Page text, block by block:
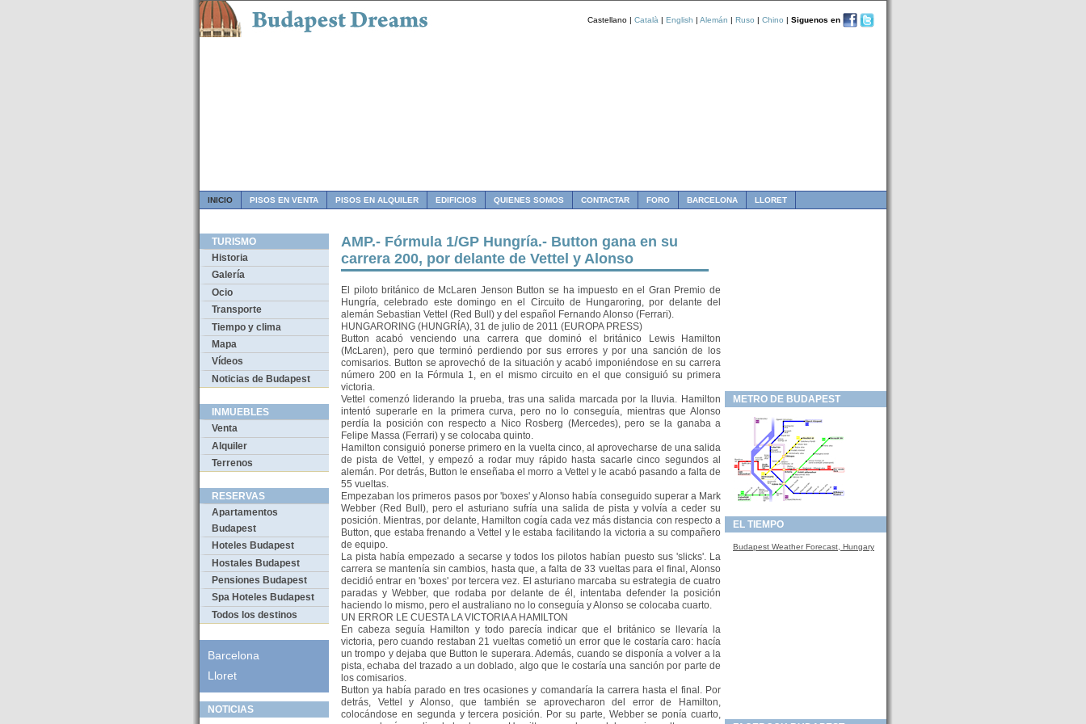
Castellano | Català | English | Alemán | Ruso | Chino | Siguenos en
INICIO PISOS EN VENTA PISOS EN ALQUILER EDIFICIOS QUIENES SOMOS CONTACTAR FORO BARCELONA LLORET
TURISMO
Historia
Galería
Ocio
Transporte
Tiempo y clima
Mapa
Vídeos
Noticias de Budapest
INMUEBLES
Venta
Alquiler
Terrenos
RESERVAS
Apartamentos
Budapest
Hoteles Budapest
Hostales Budapest
Pensiones Budapest
Spa Hoteles Budapest
Todos los destinos
Barcelona
Lloret
NOTICIAS
AMP.- Fórmula 1/GP Hungría.- Button gana en su
carrera 200, por delante de Vettel y Alonso
El piloto británico de McLaren Jenson Button se ha impuesto en el Gran Premio de
Hungría, celebrado este domingo en el Circuito de Hungaroring, por delante del
alemán Sebastian Vettel (Red Bull) y del español Fernando Alonso (Ferrari).
HUNGARORING (HUNGRÍA), 31 de julio de 2011 (EUROPA PRESS)
Button acabó venciendo una carrera que dominó el británico Lewis Hamilton
(McLaren), pero que terminó perdiendo por sus errores y por una sanción de los
comisarios. Button se aprovechó de la situación y acabó imponiéndose en su carrera
número 200 en la Fórmula 1, en el mismo circuito en el que consiguió su primera
victoria.
Vettel comenzó liderando la prueba, tras una salida marcada por la lluvia. Hamilton
intentó superarle en la primera curva, pero no lo conseguía, mientras que Alonso
perdía la posición con respecto a Nico Rosberg (Mercedes), pero se la ganaba a
Felipe Massa (Ferrari) y se colocaba quinto.
Hamilton consiguió ponerse primero en la vuelta cinco, al aprovecharse de una salida
de pista de Vettel, y empezó a rodar muy rápido hasta sacarle cinco segundos al
alemán. Por detrás, Button le enseñaba el morro a Vettel y le acabó pasando a falta de
55 vueltas.
Empezaban los primeros pasos por 'boxes' y Alonso había conseguido superar a Mark
Webber (Red Bull), pero el asturiano sufría una salida de pista y volvía a ceder su
posición. Mientras, por delante, Hamilton cogía cada vez más distancia con respecto a
Button, que estaba frenando a Vettel y le estaba facilitando la victoria a su compañero
de equipo.
La pista había empezado a secarse y todos los pilotos habían puesto sus 'slicks'. La
carrera se mantenía sin cambios, hasta que, a falta de 33 vueltas para el final, Alonso
decidió entrar en 'boxes' por tercera vez. El asturiano marcaba su estrategia de cuatro
paradas y Webber, que rodaba por delante de él, intentaba defender la posición
haciendo lo mismo, pero el australiano no lo conseguía y Alonso se colocaba cuarto.
UN ERROR LE CUESTA LA VICTORIA A HAMILTON
En cabeza seguía Hamilton y todo parecía indicar que el británico se llevaría la
victoria, pero cuando restaban 21 vueltas cometió un error que le costaría caro: hacía
un trompo y dejaba que Button le superara. Además, cuando se disponía a volver a la
pista, echaba del trazado a un doblado, algo que le costaría una sanción por parte de
los comisarios.
Button ya había parado en tres ocasiones y comandaría la carrera hasta el final. Por
detrás, Vettel y Alonso, que también se aprovecharon del error de Hamilton,
colocándose en segunda y tercera posición. Por su parte, Webber se ponía cuarto,
METRO DE BUDAPEST
EL TIEMPO
Budapest Weather Forecast, Hungary